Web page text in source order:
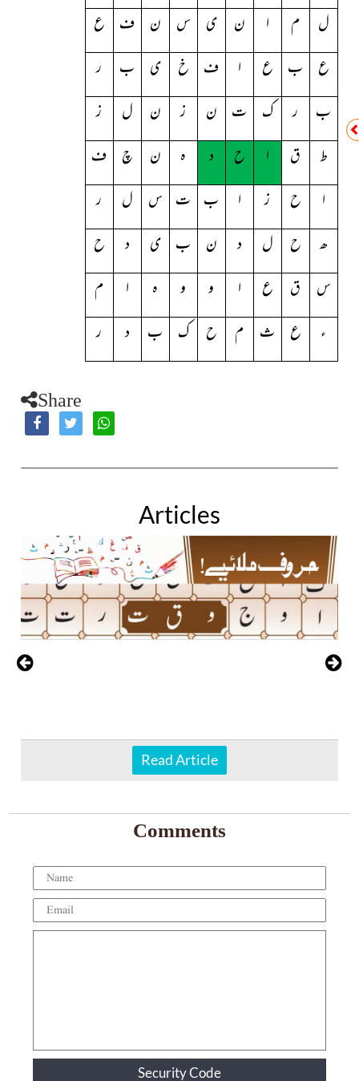
ل
م ا ن ی س ن ف ع
ع ب ع ا ف خ ی ب
ر
ب
ر ک ت ن ز ن ل
ز
ط
ق ا ح د ہ ن چ ف
ا
ح ز ا ب ت س ل
ر
ھ
ح ل د ن ب ی د
ح
س ق ع ا و و ہ ا
م
ء
ع ث م ح ک ب د ر
Share
Articles
Read Article
Comments
Security Code